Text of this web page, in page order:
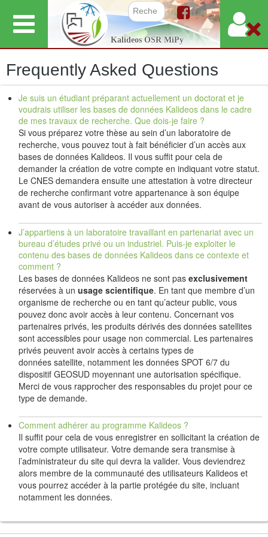
Skip
main
Kalideos OSR MiPy
Search
Frequently Asked Questions
Je suis un étudiant préparant actuellement un doctorat et je
voudrais utiliser les bases de données Kalideos dans le cadre
de mes travaux de recherche. Que dois-je faire ?
Si vous préparez votre thèse au sein d’un laboratoire de
recherche, vous pouvez tout à fait bénéficier d’un accès aux
bases de données Kalideos. Il vous suffit pour cela de
demander la création de votre compte en indiquant votre statut.
Le CNES demandera ensuite une attestation à votre directeur
de recherche confirmant votre appartenance à son équipe
avant de vous autoriser à accéder aux données.
J’appartiens à un laboratoire travaillant en partenariat avec un
bureau d’études privé ou un industriel. Puis-je exploiter le
contenu des bases de données Kalideos dans ce contexte et
comment ?
Les bases de données Kalideos ne sont pas exclusivement
réservées à un usage scientifique. En tant que membre d’un
organisme de recherche ou en tant qu’acteur public, vous
pouvez donc avoir accès à leur contenu. Concernant vos
partenaires privés, les produits dérivés des données satellites
sont accessibles pour usage non commercial. Les partenaires
privés peuvent avoir accès à certains types de
données satellite, notamment les données SPOT 6/7 du
dispositif GEOSUD moyennant une autorisation spécifique.
Merci de vous rapprocher des responsables du projet pour ce
type de demande.
Comment adhérer au programme Kalideos ?
Il suffit pour cela de vous enregistrer en sollicitant la création de
votre compte utilisateur. Votre demande sera transmise à
l’administrateur du site qui devra la valider. Vous deviendrez
alors membre de la communauté des utilisateurs Kalideos et
vous pourrez accéder à la partie protégée du site, incluant
notamment les données.